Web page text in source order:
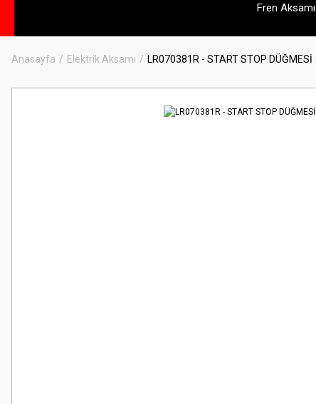
Fren Aksamı
Anasayfa Elektrik Aksamı LR070381R - START STOP DÜĞMESİ